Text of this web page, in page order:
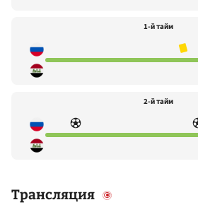
1-й тайм
2-й тайм
Трансляция